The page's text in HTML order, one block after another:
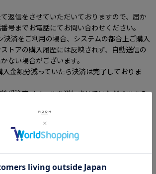
返信をさせていただいておりますので、届か
号までお電話にてお問い合わせください。
決済をご利用の場合、システムの都合上ご購入
トアの購入履歴には反映されず、自動送信の
ない場合がございます。
入金額分減っていたら決済は完了しておりま
受注完了メールを送信させていただきますの